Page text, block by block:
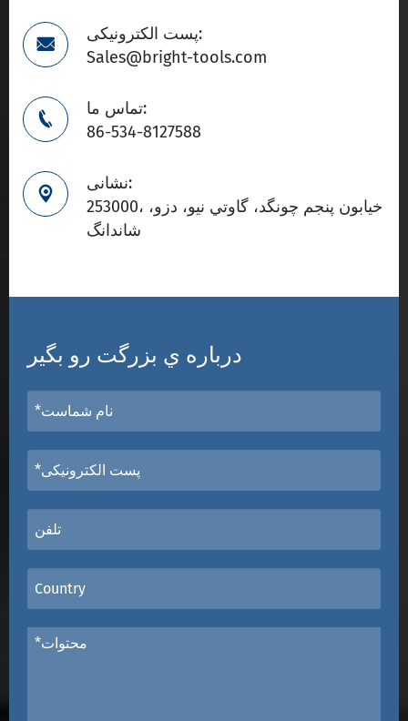

پست الکترونیکی:
Sales@bright-tools.com

تماس ما:
86-534-8127588

نشانی:
253000، خيابون پنجم چونگد، گاوتي نيو، دزو،
شاندانگ
درباره ي بزرگت رو بگير